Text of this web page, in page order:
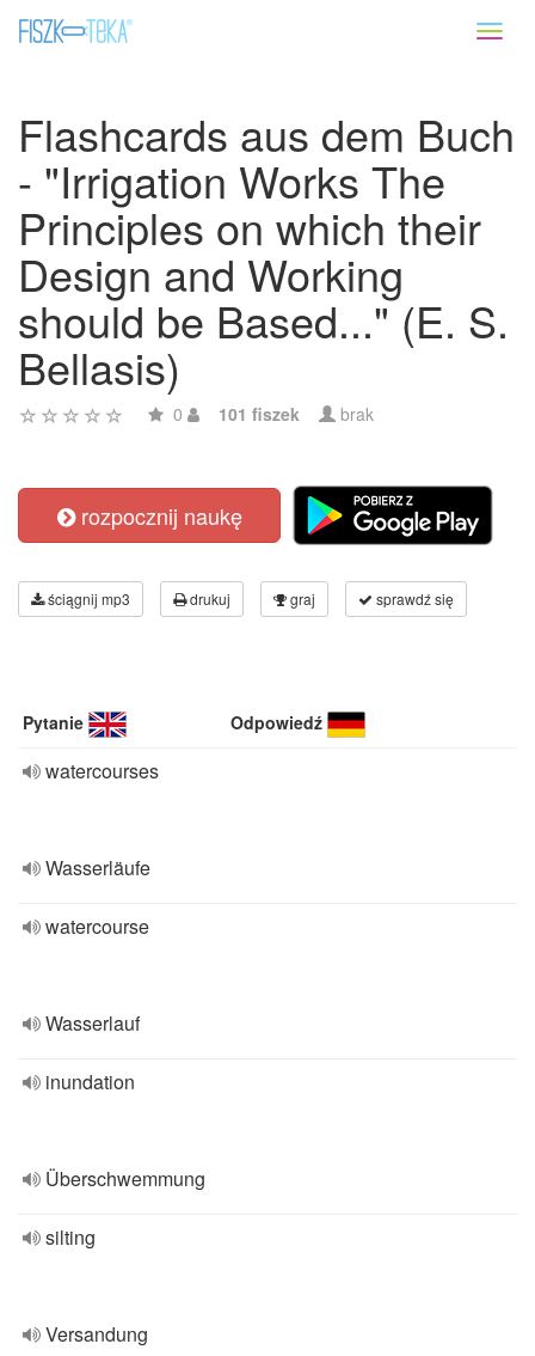
Flashcards aus dem Buch
- "Irrigation Works The
Principles on which their
Design and Working
should be Based..." (E. S.
Bellasis)
0 101 fiszek brak
rozpocznij naukę
ściągnij mp3 drukuj graj sprawdź się
Pytanie Odpowiedź
watercourses
Wasserläufe
watercourse
Wasserlauf
inundation
Überschwemmung
silting
Versandung